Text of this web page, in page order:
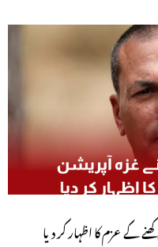
کے عزم کا اظہار کر دیا